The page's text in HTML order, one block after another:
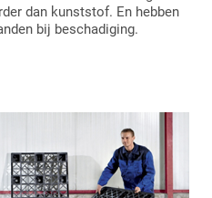
dan kunststof. En hebben
bij beschadiging.